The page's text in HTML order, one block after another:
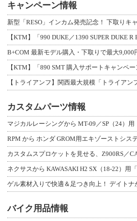
キャンペーン情報
【KTM】「990 DUKE／1390 SUPER DUKE R
【KTM】「890 SMT 購入サポートキャンペ
カスタムパーツ情報
ネクサスから KAWASAKI H2 SX（18-22）用
バイク用品情報